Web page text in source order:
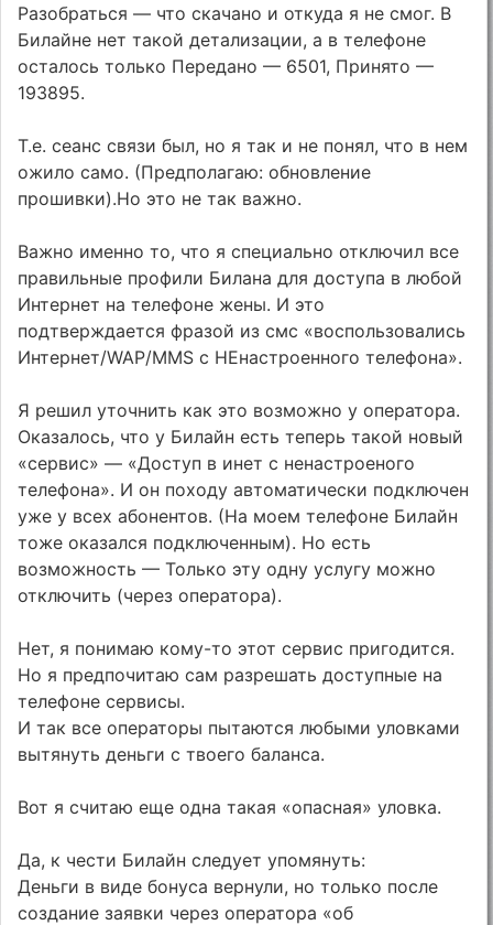
Разобраться — что скачано и откуда я не смог. В
Билайне нет такой детализации, а в телефоне
осталось только Передано — 6501, Принято —
193895.
Т.е. сеанс связи был, но я так и не понял, что в нем
ожило само. (Предполагаю: обновление
прошивки).Но это не так важно.
Важно именно то, что я специально отключил все
правильные профили Билана для доступа в любой
Интернет на телефоне жены. И это
подтверждается фразой из смс «воспользовались
Интернет/WAP/MMS с НЕнастроенного телефона».
Я решил уточнить как это возможно у оператора.
Оказалось, что у Билайн есть теперь такой новый
«сервис» — «Доступ в инет с ненастроеного
телефона». И он походу автоматически подключен
уже у всех абонентов. (На моем телефоне Билайн
тоже оказался подключенным). Но есть
возможность — Только эту одну услугу можно
отключить (через оператора).
Нет, я понимаю кому-то этот сервис пригодится.
Но я предпочитаю сам разрешать доступные на
телефоне сервисы.
И так все операторы пытаются любыми уловками
вытянуть деньги с твоего баланса.
Вот я считаю еще одна такая «опасная» уловка.
Да, к чести Билайн следует упомянуть:
Деньги в виде бонуса вернули, но только после
создание заявки через оператора «об